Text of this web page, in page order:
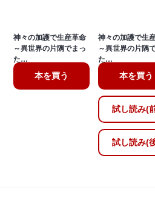
神々の加護で生産革命
～異世界の片隅でまっ
た…
本を買う
神々の加護で生
～異世界の片隅
た…
本を買う
試し読み(
試し読み(